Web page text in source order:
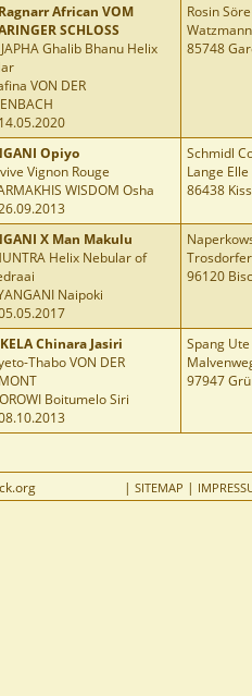
African VOM
SCHLOSS
JAPHA Ghalib Bhanu Helix
VON DER
Rosin
85748
Opiyo
Vignon Rouge
WISDOM Osha
Schmidl
Lange
86438
X Man Makulu
Helix Nebular of
Naipoki
96120
Chinara Jasiri
Thabo VON DER
Boitumelo Siri
Spang Ute
97947
| SITEMAP |